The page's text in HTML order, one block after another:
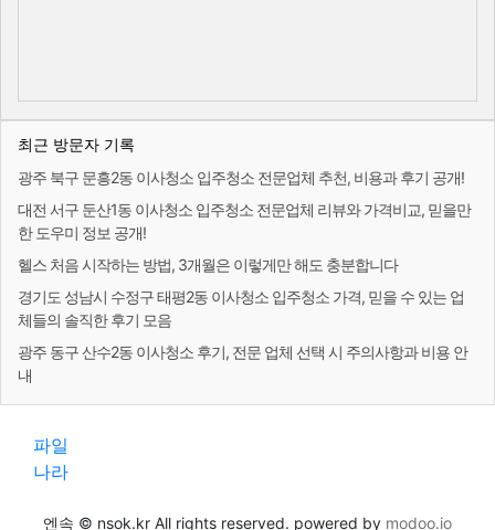
최근 방문자 기록
광주 북구 문흥2동 이사청소 입주청소 전문업체 추천, 비용과 후기 공개!
대전 서구 둔산1동 이사청소 입주청소 전문업체 리뷰와 가격비교, 믿을만
한 도우미 정보 공개!
헬스 처음 시작하는 방법, 3개월은 이렇게만 해도 충분합니다
경기도 성남시 수정구 태평2동 이사청소 입주청소 가격, 믿을 수 있는 업
체들의 솔직한 후기 모음
광주 동구 산수2동 이사청소 후기, 전문 업체 선택 시 주의사항과 비용 안
내
파일
나라
엔속 © nsok.kr All rights reserved. powered by modoo.io